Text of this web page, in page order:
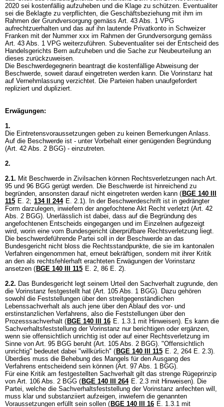
2020 sei kostenfällig aufzuheben und die Klage zu schützen. Eventualiter
sei die Beklagte zu verpflichten, die Geschäftsbeziehung mit ihm im
Rahmen der Grundversorgung gemäss Art. 43 Abs. 1 VPG
aufrechtzuerhalten und das auf ihn lautende Privatkonto in Schweizer
Franken mit der Nummer xxx im Rahmen der Grundversorgung gemäss
Art. 43 Abs. 1 VPG weiterzuführen. Subeventualiter sei der Entscheid des
Handelsgerichts Bern aufzuheben und die Sache zur Neubeurteilung an
dieses zurückzuweisen.
Die Beschwerdegegnerin beantragt die kostenfällige Abweisung der
Beschwerde, soweit darauf eingetreten werden kann. Die Vorinstanz hat
auf Vernehmlassung verzichtet. Die Parteien haben unaufgefordert
repliziert und dupliziert.
Erwägungen:
1.
Die Eintretensvoraussetzungen geben zu keinen Bemerkungen Anlass.
Auf die Beschwerde ist - unter Vorbehalt einer genügenden Begründung
(Art. 42 Abs. 2 BGG) - einzutreten.
2.
2.1. Mit Beschwerde in Zivilsachen können Rechtsverletzungen nach Art.
95 und 96 BGG gerügt werden. Die Beschwerde ist hinreichend zu
begründen, ansonsten darauf nicht eingetreten werden kann ( BGE 140 III
115 E. 2; 134 II 244 E. 2.1). In der Beschwerdeschrift ist in gedrängter
Form darzulegen, inwiefern der angefochtene Akt Recht verletzt (Art. 42
Abs. 2 BGG). Unerlässlich ist dabei, dass auf die Begründung des
angefochtenen Entscheids eingegangen und im Einzelnen aufgezeigt
wird, worin eine vom Bundesgericht überprüfbare Rechtsverletzung liegt.
Die beschwerdeführende Partei soll in der Beschwerde an das
Bundesgericht nicht bloss die Rechtsstandpunkte, die sie im kantonalen
Verfahren eingenommen hat, erneut bekräftigen, sondern mit ihrer Kritik
an den als rechtsfehlerhaft erachteten Erwägungen der Vorinstanz
ansetzen ( BGE 140 III 115 E. 2, 86 E. 2).
2.2. Das Bundesgericht legt seinem Urteil den Sachverhalt zugrunde, den
die Vorinstanz festgestellt hat (Art. 105 Abs. 1 BGG). Dazu gehören
sowohl die Feststellungen über den streitgegenständlichen
Lebenssachverhalt als auch jene über den Ablauf des vor- und
erstinstanzlichen Verfahrens, also die Feststellungen über den
Prozesssachverhalt ( BGE 140 III 16 E. 1.3.1 mit Hinweisen). Es kann die
Sachverhaltsfeststellung der Vorinstanz nur berichtigen oder ergänzen,
wenn sie offensichtlich unrichtig ist oder auf einer Rechtsverletzung im
Sinne von Art. 95 BGG beruht (Art. 105 Abs. 2 BGG). "Offensichtlich
unrichtig" bedeutet dabei "willkürlich" ( BGE 140 III 115 E. 2, 264 E. 2.3).
Überdies muss die Behebung des Mangels für den Ausgang des
Verfahrens entscheidend sein können (Art. 97 Abs. 1 BGG).
Für eine Kritik am festgestellten Sachverhalt gilt das strenge Rügeprinzip
von Art. 106 Abs. 2 BGG ( BGE 140 III 264 E. 2.3 mit Hinweisen). Die
Partei, welche die Sachverhaltsfeststellung der Vorinstanz anfechten will,
muss klar und substanziiert aufzeigen, inwiefern die genannten
Voraussetzungen erfüllt sein sollen ( BGE 140 III 16 E. 1.3.1 mit